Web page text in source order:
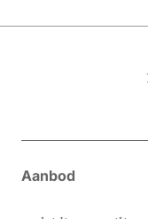
Aanbod